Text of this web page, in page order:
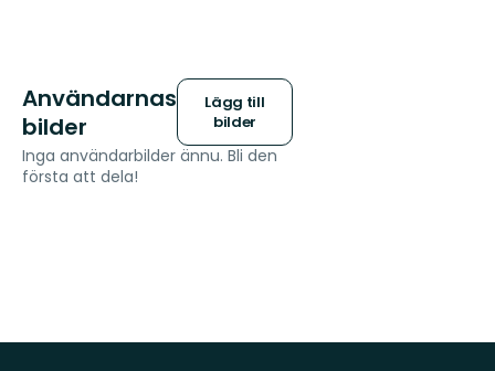
Användarnas
bilder
Lägg till
bilder
Inga användarbilder ännu. Bli den
första att dela!